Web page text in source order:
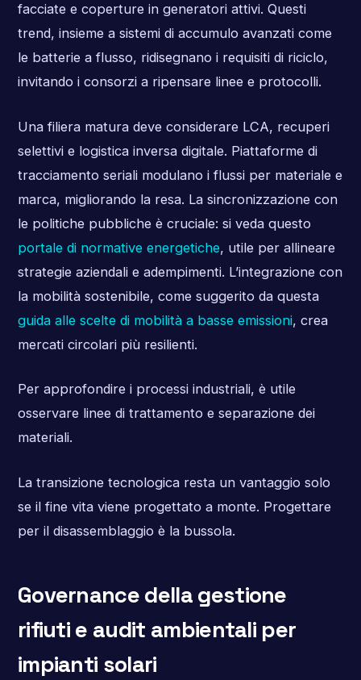
facciate e coperture in generatori attivi. Questi
trend, insieme a sistemi di accumulo avanzati come
le batterie a flusso, ridisegnano i requisiti di riciclo,
invitando i consorzi a ripensare linee e protocolli.
Una filiera matura deve considerare LCA, recuperi
selettivi e logistica inversa digitale. Piattaforme di
tracciamento seriali modulano i flussi per materiale e
marca, migliorando la resa. La sincronizzazione con
le politiche pubbliche è cruciale: si veda questo
portale di normative energetiche, utile per allineare
strategie aziendali e adempimenti. L’integrazione con
la mobilità sostenibile, come suggerito da questa
guida alle scelte di mobilità a basse emissioni, crea
mercati circolari più resilienti.
Per approfondire i processi industriali, è utile
osservare linee di trattamento e separazione dei
materiali.
La transizione tecnologica resta un vantaggio solo
se il fine vita viene progettato a monte. Progettare
per il disassemblaggio è la bussola.
Governance della gestione
rifiuti e audit ambientali per
impianti solari